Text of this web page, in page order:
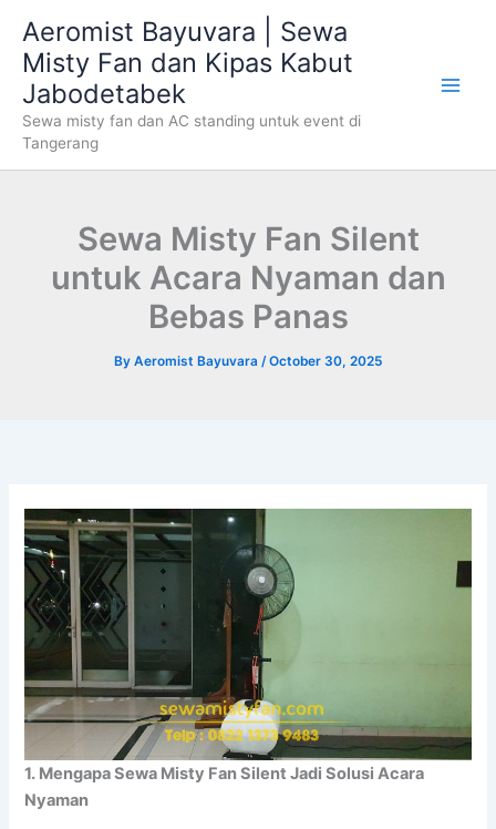
content
Aeromist Bayuvara | Sewa
Misty Fan dan Kipas Kabut
Jabodetabek
Sewa misty fan dan AC standing untuk event di
Tangerang
Sewa Misty Fan Silent
untuk Acara Nyaman dan
Bebas Panas
By Aeromist Bayuvara /October 30, 2025
1. Mengapa Sewa Misty Fan Silent Jadi Solusi Acara
Nyaman